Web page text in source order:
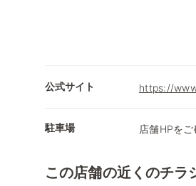
公式サイト https://
駐車場 店舗HPを
この店舗の近くのチラ